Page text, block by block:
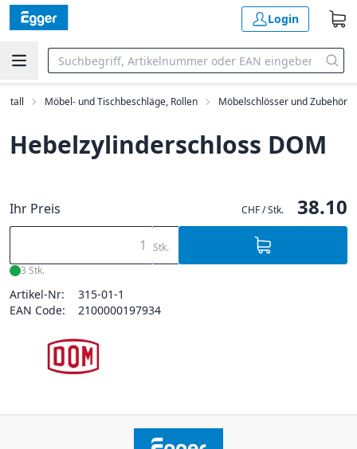
Login
Möbel- und Tischbeschläge, Rollen Möbelschlösser und Zubehör
Hebelzylinderschloss DOM
Ihr Preis CHF / Stk. 38.10
Stk.
3 Stk.
Artikel-Nr:
315-01-1
EAN Code:
2100000197934